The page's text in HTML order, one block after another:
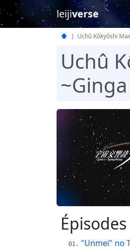
leijiverse
Uchû Kôkyôshi
Uchû
Épisodes
"Unmei" no